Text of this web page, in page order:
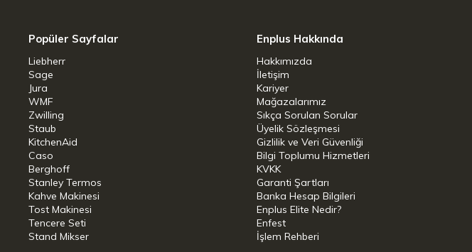
Popüler Sayfalar
Liebherr
Sage
Jura
WMF
Zwilling
Staub
KitchenAid
Caso
Berghoff
Stanley Termos
Kahve Makinesi
Tost Makinesi
Tencere Seti
Stand Mikser
Enplus Hakkında
Hakkımızda
İletişim
Kariyer
Mağazalarımız
Sıkça Sorulan Sorular
Üyelik Sözleşmesi
Gizlilik ve Veri Güvenliği
Bilgi Toplumu Hizmetleri
KVKK
Garanti Şartları
Banka Hesap Bilgileri
Enplus Elite Nedir?
Enfest
İşlem Rehberi